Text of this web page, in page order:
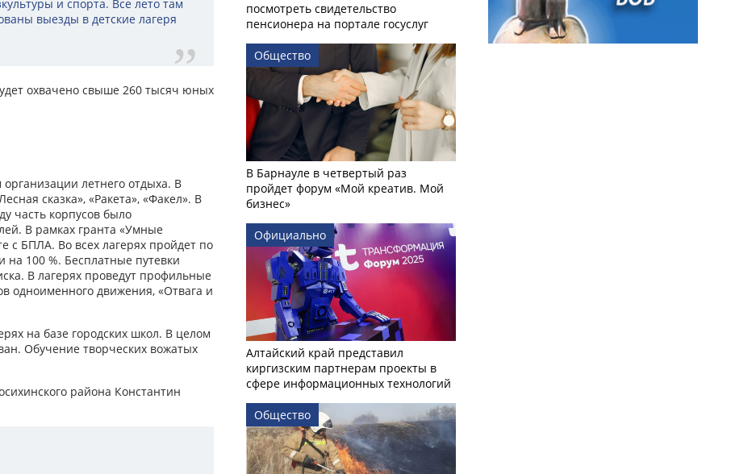
и спорта. Все лето там
выезды в детские лагеря
охвачено свыше 260 тысяч юных
летнего отдыха. В
сказка», «Ракета», «Факел». В
часть корпусов было
В рамках гранта «Умные
с БПЛА. Во всех лагерях пройдет по
100 %. Бесплатные путевки
В лагерях проведут профильные
одноименного движения, «Отвага и
на базе городских школ. В целом
Обучение творческих вожатых
района Константин
посмотреть свидетельство
пенсионера на портале госуслуг
Общество
В Барнауле в четвертый раз
пройдет форум «Мой креатив. Мой
бизнес»
Официально
Алтайский край представил
киргизским партнерам проекты в
сфере информационных технологий
Общество